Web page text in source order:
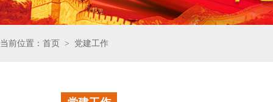
当前位置：首页 > 党建工作